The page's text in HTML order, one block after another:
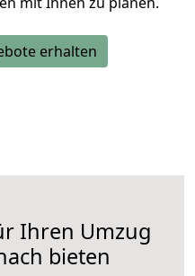
erhalten
Ihren Umzug
bieten